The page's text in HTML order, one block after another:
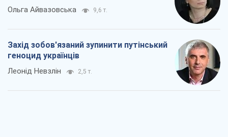
Ольга Айвазовська 9,6 т.
Захід зобов'язаний зупинити путінський
геноцид українців
Леонід Невзлін 2,5 т.